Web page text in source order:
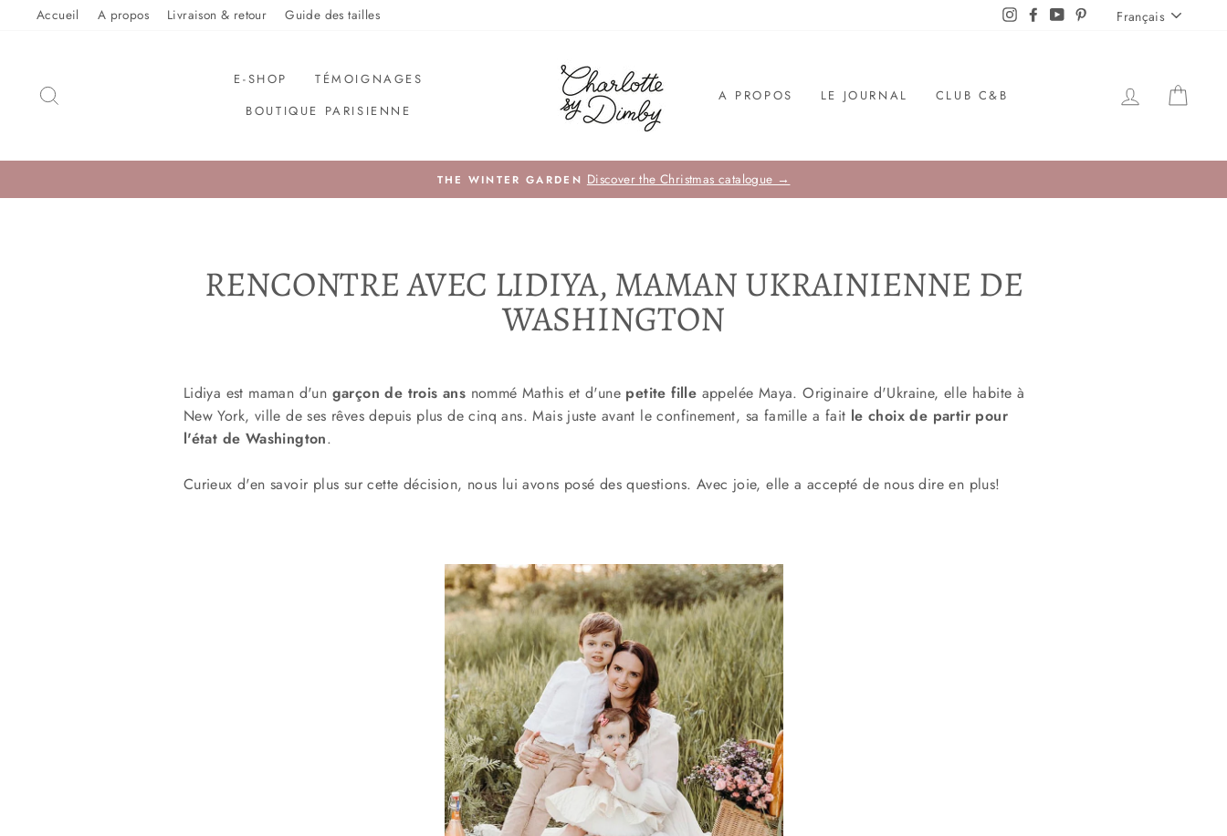
SauterAccueil A propos Livraison & retour Guide des tailles InstagramFacebookYouTubePinterestLANGUE
Français
E-SHOP
TÉMOIGNAGES
BOUTIQUE PARISIENNE
A PROPOS LE JOURNAL CLUB C&B SE LOGUER
THE WINTER GARDEN Discover the Christmas catalogue →
RENCONTRE AVEC LIDIYA, MAMAN UKRAINIENNE DE
WASHINGTON
Lidiya est maman d'un garçon de trois ans nommé Mathis et d'une petite fille appelée Maya. Originaire d'Ukraine, elle habite à
New York, ville de ses rêves depuis plus de cinq ans. Mais juste avant le confinement, sa famille a fait le choix de partir pour
l'état de Washington.
Curieux d'en savoir plus sur cette décision, nous lui avons posé des questions. Avec joie, elle a accepté de nous dire en plus!